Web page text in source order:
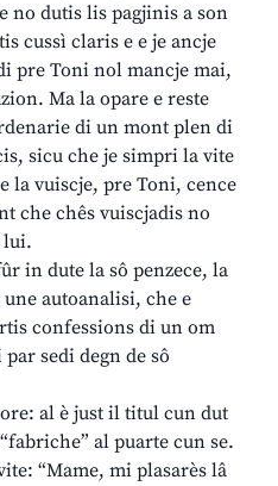
no dutis lis pagjinis a son
cussì claris e e je ancje
pre Toni nol mancje mai,
Ma la opare e reste
di un mont plen di
sicu che je simpri la vite
la vuiscje, pre Toni, cence
che chês vuiscjadis no
lui.
in dute la sô penzece, la
autoanalisi, che e
confessions di un om
sedi degn de sô
al è just il titul cun dut
al puarte cun se.
“Mame, mi plasarès lâ